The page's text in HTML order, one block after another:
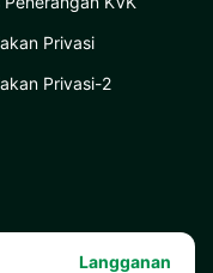
Privasi
Privasi-2
Langganan